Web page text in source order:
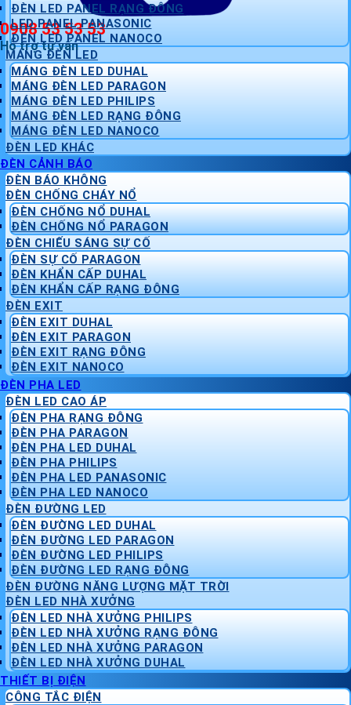
0908 53 53 53
Hỗ trợ tư vấn
ĐÈN LED PANEL RẠNG ĐÔNG
LED PANEL PANASONIC
ĐÈN LED PANEL NANOCO
MÁNG ĐÈN LED
MÁNG ĐÈN LED DUHAL
MÁNG ĐÈN LED PARAGON
MÁNG ĐÈN LED PHILIPS
MÁNG ĐÈN LED RẠNG ĐÔNG
MÁNG ĐÈN LED NANOCO
ĐÈN LED KHÁC
ĐÈN CẢNH BÁO
ĐÈN BÁO KHÔNG
ĐÈN CHỐNG CHÁY NỔ
ĐÈN CHỐNG NỔ DUHAL
ĐÈN CHỐNG NỔ PARAGON
ĐÈN CHIẾU SÁNG SỰ CỐ
ĐÈN SỰ CỐ PARAGON
ĐÈN KHẨN CẤP DUHAL
ĐÈN KHẨN CẤP RẠNG ĐÔNG
ĐÈN EXIT
ĐÈN EXIT DUHAL
ĐÈN EXIT PARAGON
ĐÈN EXIT RẠNG ĐÔNG
ĐÈN EXIT NANOCO
ĐÈN PHA LED
ĐÈN LED CAO ÁP
ĐÈN PHA RẠNG ĐÔNG
ĐÈN PHA PARAGON
ĐÈN PHA LED DUHAL
ĐÈN PHA PHILIPS
ĐÈN PHA LED PANASONIC
ĐÈN PHA LED NANOCO
ĐÈN ĐƯỜNG LED
ĐÈN ĐƯỜNG LED DUHAL
ĐÈN ĐƯỜNG LED PARAGON
ĐÈN ĐƯỜNG LED PHILIPS
ĐÈN ĐƯỜNG LED RẠNG ĐÔNG
ĐÈN ĐƯỜNG NĂNG LƯỢNG MẶT TRỜI
ĐÈN LED NHÀ XƯỞNG
ĐÈN LED NHÀ XƯỞNG PHILIPS
ĐÈN LED NHÀ XƯỞNG RẠNG ĐÔNG
ĐÈN LED NHÀ XƯỞNG PARAGON
ĐÈN LED NHÀ XƯỞNG DUHAL
THIẾT BỊ ĐIỆN
CÔNG TẮC ĐIỆN